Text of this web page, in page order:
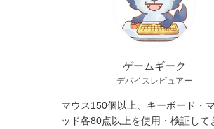
ゲームギーク
デバイスレビュアー
マウス150個以上、キーボード・
ッド各80点以上を使用・検証して